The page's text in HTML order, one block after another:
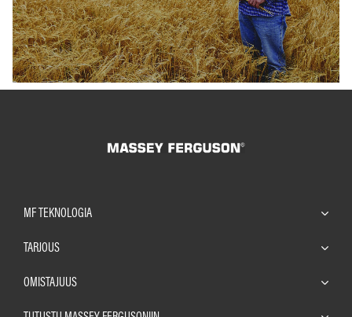
MF TEKNOLOGIA
TARJOUS
OMISTAJUUS